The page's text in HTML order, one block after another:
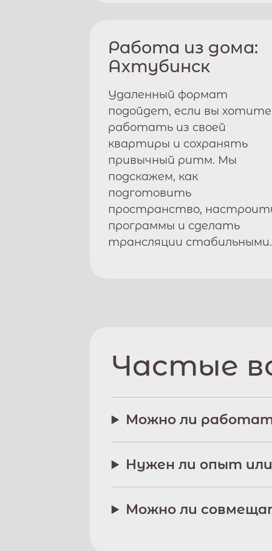
Работа из дома:
Ахтубинск
Удаленный формат
подойдет, если вы хотите
работать из своей
квартиры и сохранять
привычный ритм. Мы
подскажем, как
подготовить
пространство,
программы и сделать
трансляции стабильными.
Частые
Можно ли
Нужен ли опыт или
Можно ли